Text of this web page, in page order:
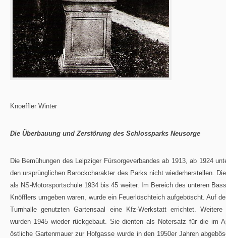
Knoeffler Winter
Die Überbauung und Zerstörung des Schlossparks Neusorge
Die Bemühungen des Leipziger Fürsorgeverbandes ab 1913, ab 1924
den ursprünglichen Barockcharakter des Parks nicht wiederherstellen.
als NS-Motorsportschule 1934 bis 45 weiter. Im Bereich des unteren
Knöfflers umgeben waren, wurde ein Feuerlöschteich aufgeböscht. Auf
Turnhalle genutzten Gartensaal eine Kfz-Werkstatt errichtet.
wurden 1945 wieder rückgebaut. Sie dienten als Notersatz für die im
östliche Gartenmauer zur Hofgasse wurde in den 1950er Jahren